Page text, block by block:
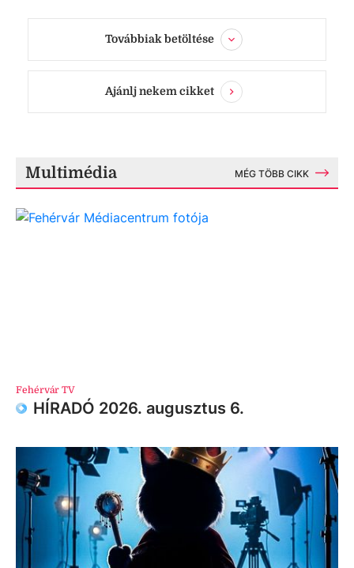
Továbbiak betöltése
Ajánlj nekem cikket
Multimédia MÉG TÖBB CIKK
Fehérvár TV
HÍRADÓ 2026. augusztus 6.